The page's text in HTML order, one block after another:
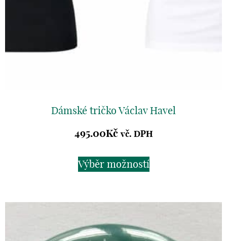
Dámské tričko Václav Havel
495.00Kč vč. DPH
Výběr možností